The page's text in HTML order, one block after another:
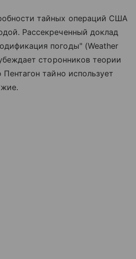
тайных операций США
Рассекреченный доклад
погоды" (Weather
сторонников теории
тайно использует